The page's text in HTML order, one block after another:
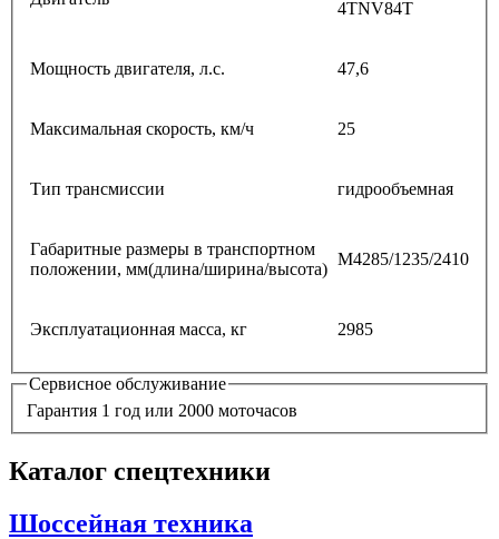
4TNV84T
Мощность двигателя, л.с. 47,6
Максимальная скорость, км/ч 25
Тип трансмиссии гидрообъемная
Габаритные размеры в транспортном
положении, мм(длина/ширина/высота)
М4285/1235/2410
Эксплуатационная масса, кг 2985
Сервисное обслуживание
Гарантия 1 год или 2000 моточасов
Каталог спецтехники
Шоссейная техника